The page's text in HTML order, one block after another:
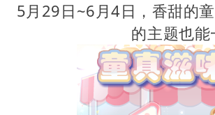
5月29日~6月4日，香甜的
的主题也